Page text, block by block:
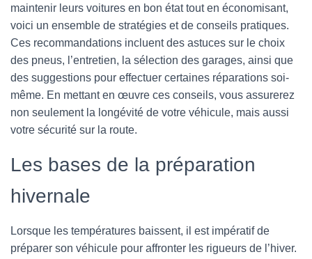
maintenir leurs voitures en bon état tout en économisant,
voici un ensemble de stratégies et de conseils pratiques.
Ces recommandations incluent des astuces sur le choix
des pneus, l’entretien, la sélection des garages, ainsi que
des suggestions pour effectuer certaines réparations soi-
même. En mettant en œuvre ces conseils, vous assurerez
non seulement la longévité de votre véhicule, mais aussi
votre sécurité sur la route.
Les bases de la préparation
hivernale
Lorsque les températures baissent, il est impératif de
préparer son véhicule pour affronter les rigueurs de l’hiver.